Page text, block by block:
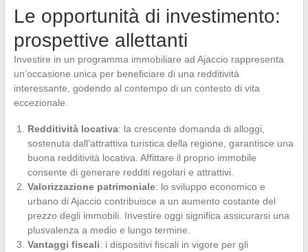
Le opportunità di investimento:
prospettive allettanti
Investire in un programma immobiliare ad Ajaccio rappresenta
un’occasione unica per beneficiare di una redditività
interessante, godendo al contempo di un contesto di vita
eccezionale.
Redditività locativa: la crescente domanda di alloggi,
sostenuta dall’attrattiva turistica della regione, garantisce una
buona redditività locativa. Affittare il proprio immobile
consente di generare redditi regolari e attrattivi.
Valorizzazione patrimoniale: lo sviluppo economico e
urbano di Ajaccio contribuisce a un aumento costante del
prezzo degli immobili. Investire oggi significa assicurarsi una
plusvalenza a medio e lungo termine.
Vantaggi fiscali: i dispositivi fiscali in vigore per gli